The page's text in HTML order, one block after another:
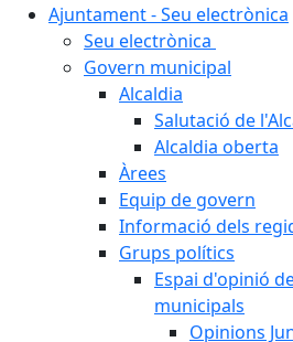
Ajuntament - Seu electrònica
Seu electrònica
Govern municipal
Alcaldia
Salutació de
Alcaldia oberta
Àrees
Equip de govern
Informació dels
Grups polítics
Espai d'opinió
municipals
Opinions